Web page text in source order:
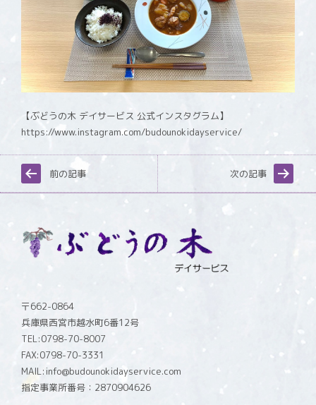
【ぶどうの木 デイサービス 公式インスタグラム】
https://www.instagram.com/budounokidayservice/
前の記事 次の記事
〒662-0864
兵庫県西宮市越水町6番12号
TEL:0798-70-8007
FAX:0798-70-3331
MAIL:info@budounokidayservice.com
指定事業所番号：2870904626